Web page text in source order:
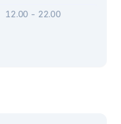
12.00 - 22.00